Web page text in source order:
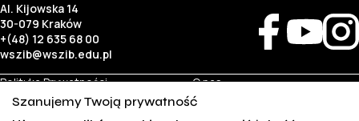
Al. Kijowska 14
30-079 Kraków
+(48) 12 635 68 00
wszib@wszib.edu.pl
Polityka Prywatności
RODO
O nas
Rekrutacja
Studia
Szanujemy Twoją prywatność